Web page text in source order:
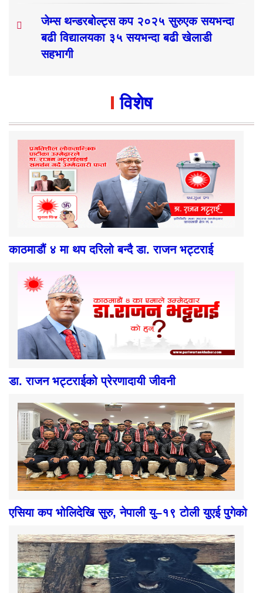
जेम्स थन्डरबोल्ट्स कप २०२५ सुरुएक सयभन्दा
बढी विद्यालयका ३५ सयभन्दा बढी खेलाडी
सहभागी
विशेष
काठमाडौं ४ मा थप दरिलो बन्दै डा. राजन भट्टराई
डा. राजन भट्टराईको प्रेरणादायी जीवनी
एसिया कप भोलिदेखि सुरु, नेपाली यु–१९ टोली युएई पुगेको